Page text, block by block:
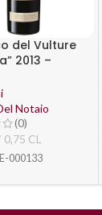
del Vulture
2013 –
Notaio
(0)
0,75 CL
000133